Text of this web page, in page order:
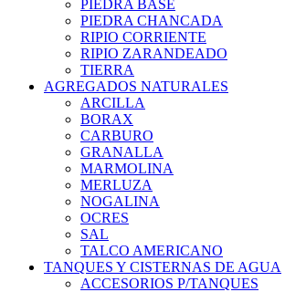
PIEDRA BASE
PIEDRA CHANCADA
RIPIO CORRIENTE
RIPIO ZARANDEADO
TIERRA
AGREGADOS NATURALES
ARCILLA
BORAX
CARBURO
GRANALLA
MARMOLINA
MERLUZA
NOGALINA
OCRES
SAL
TALCO AMERICANO
TANQUES Y CISTERNAS DE AGUA
ACCESORIOS P/TANQUES